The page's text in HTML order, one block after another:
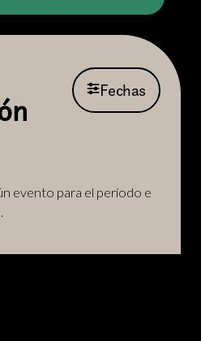
Fechas
evento para el período e